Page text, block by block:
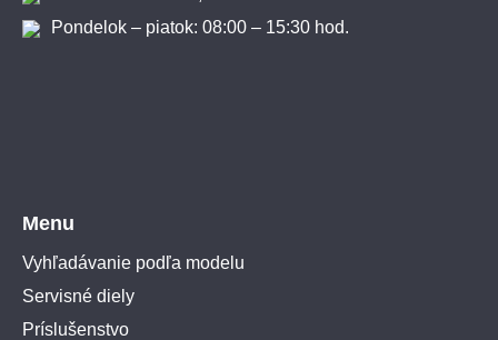
Pondelok – piatok: 08:00 – 15:30 hod.
Menu
Vyhľadávanie podľa modelu
Servisné diely
Príslušenstvo